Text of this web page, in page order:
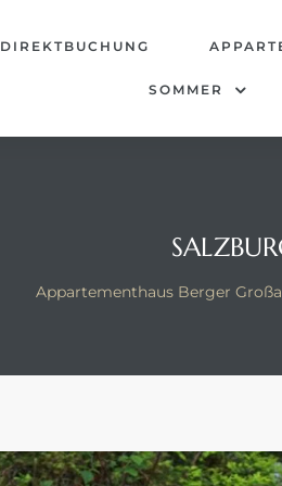
DIREKTBUCHUNG
SOMMER
Appartementhaus Berger